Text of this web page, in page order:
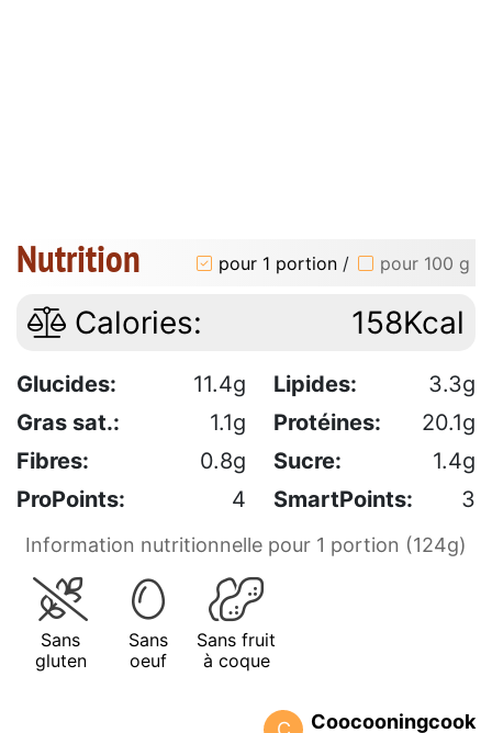
Nutrition pour 1 portion / pour 100 g
Calories: 158Kcal
Glucides: 11.4g Lipides:
3.3g
Gras sat.:
1.1g Protéines:
20.1g
Fibres:
0.8g Sucre:
1.4g
ProPoints:
4 SmartPoints: 3
Information nutritionnelle pour 1 portion (124g)
Sans
gluten
Sans
oeuf
Sans fruit
à coque
Coocooningcook